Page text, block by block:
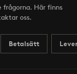
frågorna. Här finns
oss.
Betalsätt